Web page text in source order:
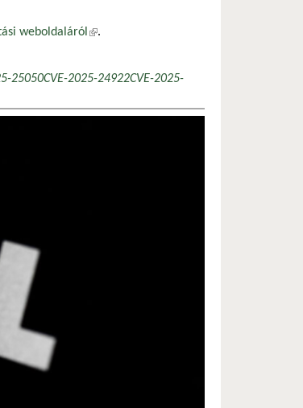
weboldaláról(külső hivatkozás)
.
25050CVE-2025-24922CVE-2025-